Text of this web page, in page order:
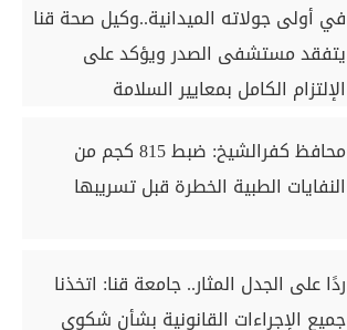
في أولى جولاته الميدانية..وكيل صحة قنا
يتفقد مستشفى الصدر ويؤكد على
الإلتزام الكامل بمعايير السلامة
محافظ كفرالشيخ: ضبط 815 كجم من
النفايات الطبية الخطرة قبل تسريبها
ردًا على الجدل المثار.. جامعة قنا: اتخذنا
جميع الإجراءات القانونية بشأن شكوى